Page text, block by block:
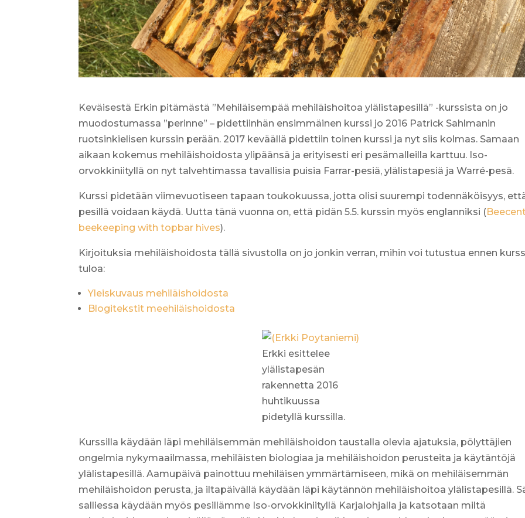
Keväisestä Erkin pitämästä ”Mehiläisempää mehiläishoitoa ylälistapesillä” -kurssista on jo
muodostumassa ”perinne” – pidettiinhän ensimmäinen kurssi jo 2016 Patrick Sahlmanin
ruotsinkielisen kurssin perään. 2017 keväällä pidettiin toinen kurssi ja nyt siis kolmas. Samaan
aikaan kokemus mehiläishoidosta ylipäänsä ja erityisesti eri pesämalleilla karttuu. Iso-
orvokkiniityllä on nyt talvehtimassa tavallisia puisia Farrar-pesiä, ylälistapesiä ja Warré-pesä.
Kurssi pidetään viimevuotiseen tapaan toukokuussa, jotta olisi suurempi todennäköisyys,
pesillä voidaan käydä. Uutta tänä vuonna on, että pidän 5.5. kurssin myös englanniksi (
beekeeping with topbar hives).
Kirjoituksia mehiläishoidosta tällä sivustolla on jo jonkin verran, mihin voi tutustua ennen
tuloa:
Yleiskuvaus mehiläishoidosta
Blogitekstit meehiläishoidosta
Erkki esittelee
ylälistapesän
rakennetta 2016
huhtikuussa
pidetyllä kurssilla.
Kurssilla käydään läpi mehiläisemmän mehiläishoidon taustalla olevia ajatuksia, pölyttäjien
ongelmia nykymaailmassa, mehiläisten biologiaa ja mehiläishoidon perusteita ja käytäntöjä
ylälistapesillä. Aamupäivä painottuu mehiläisen ymmärtämiseen, mikä on mehiläisemmän
mehiläishoidon perusta, ja iltapäivällä käydään läpi käytännön mehiläishoitoa ylälistapesillä.
salliessa käydään myös pesillämme Iso-orvokkiniityllä Karjalohjalla ja katsotaan miltä